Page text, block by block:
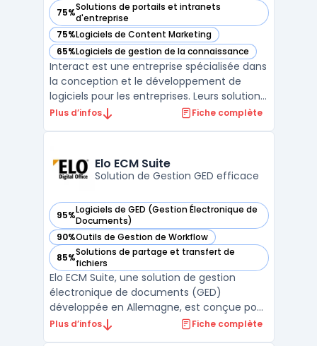
75%Solutions de portails et intranets
d'entreprise
— voir Interact dans cette catégorie
75%Logiciels de Content Marketing
— voir Interact dans cette catégorie
65%Logiciels de gestion de la connaissance
— voir Interact dans cette catégorie
Interact est une entreprise spécialisée dans
la conception et le développement de
logiciels pour les entreprises. Leurs solutions
sont adaptées à tous types d'activités, de
relation client. Interact propose également
...
Plus d’infos Fiche complète
Elo ECM Suite
Solution de Gestion GED efficace
95%Logiciels de GED (Gestion Électronique de
Documents)
— voir Elo ECM Suite dans cette catégorie
90%Outils de Gestion de Workflow
— voir Elo ECM Suite dans cette catégorie
85%Solutions de partage et transfert de
fichiers
— voir Elo ECM Suite dans cette catégorie
Elo ECM Suite, une solution de gestion
électronique de documents (GED)
développée en Allemagne, est conçue pour
transformer et simplifier les processus
Plus d’infos Fiche complète